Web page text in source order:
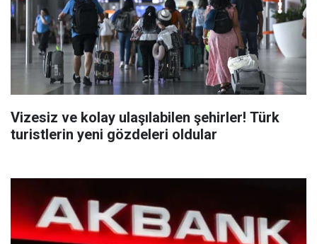
Vizesiz ve kolay ulaşılabilen şehirler! Türk
turistlerin yeni gözdeleri oldular